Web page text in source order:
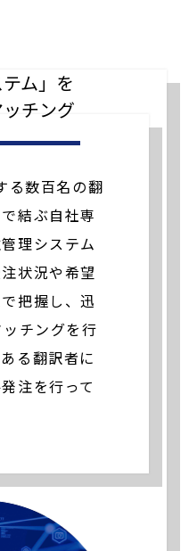
ム」を
チング
る数百名の翻
結ぶ自社専
理システム
状況や希望
把握し、迅
チングを行
る翻訳者に
注を行って